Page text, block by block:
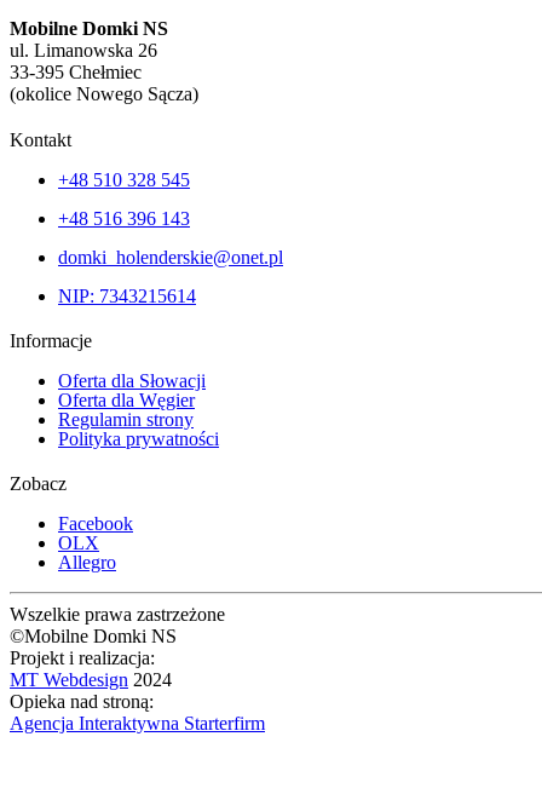
Mobilne Domki NS
ul. Limanowska 26
33-395 Chełmiec
(okolice Nowego Sącza)
Kontakt
+48 510 328 545
+48 516 396 143
domki_holenderskie@onet.pl
NIP: 7343215614
Informacje
Oferta dla Słowacji
Oferta dla Węgier
Regulamin strony
Polityka prywatności
Zobacz
Facebook
OLX
Allegro
Wszelkie prawa zastrzeżone
©Mobilne Domki NS
Projekt i realizacja:
MT Webdesign 2024
Opieka nad stroną:
Agencja Interaktywna Starterfirm